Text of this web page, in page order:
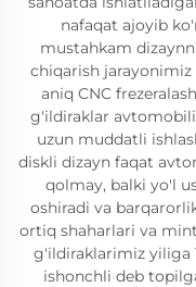
nafaqat ajoyib
mustahkam
chiqarish
aniq CNC
g'ildiraklar
uzun muddatli
diskli dizayn faqat
qolmay, balki yo'l
oshiradi va
ortiq shaharlari va
g'ildiraklarimiz yiliga
ishonchli deb